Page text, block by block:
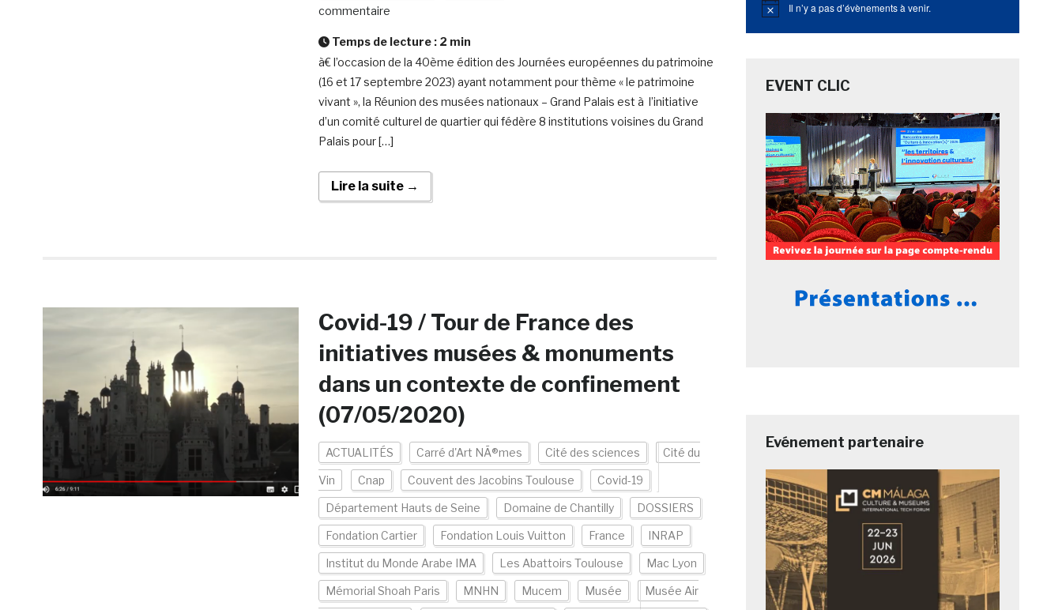
commentaire
Temps de lecture : 2 min
à€ l’occasion de la 40ème édition des Journées européennes du patrimoine
(16 et 17 septembre 2023) ayant notamment pour thème « le patrimoine
vivant », la Réunion des musées nationaux – Grand Palais est à l’initiative
d’un comité culturel de quartier qui fédère 8 institutions voisines du Grand
Palais pour […]
Lire la suite →
Covid-19 / Tour de France des
initiatives musées & monuments
dans un contexte de confinement
(07/05/2020)
ACTUALITÉS Carré d'Art NÃ®mes Cité des sciences Cité du
Vin Cnap Couvent des Jacobins Toulouse Covid-19
Département Hauts de Seine Domaine de Chantilly DOSSIERS
Fondation Cartier Fondation Louis Vuitton France INRAP
Institut du Monde Arabe IMA Les Abattoirs Toulouse Mac Lyon
Mémorial Shoah Paris MNHN Mucem Musée Musée Air
Notice Il n’y a pas d’évènements à venir.
EVENT CLIC
Evénement partenaire